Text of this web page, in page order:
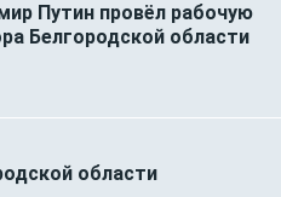
Путин провёл рабочую
Белгородской области
области